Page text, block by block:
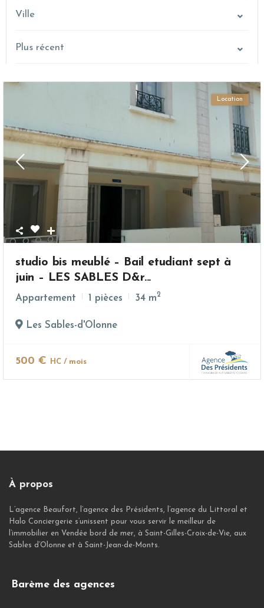
Ville
Plus récent
Location
studio bis meublé – Bail etudiant sept à
juin – LES SABLES D&r...
Appartement 1 pièces 34 m2
Les Sables-d'Olonne
500 € HC / mois
À propos
L’agence Beaufort, l’agence des Présidents, l’agence du Littoral et
Halo Conciergerie s’unissent pour vous servir le meilleur de
l’immobilier en Vendée bord de mer, à Saint-Gilles-Croix-de-Vie, aux
Sables d’Olonne et à Saint-Jean-de-Monts.
Barème des agences